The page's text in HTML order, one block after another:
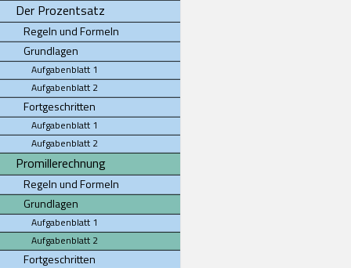
Der Prozentsatz
Regeln und Formeln
Grundlagen
Aufgabenblatt 1
Aufgabenblatt 2
Fortgeschritten
Aufgabenblatt 1
Aufgabenblatt 2
Promillerechnung
Regeln und Formeln
Grundlagen
Aufgabenblatt 1
Aufgabenblatt 2
Fortgeschritten